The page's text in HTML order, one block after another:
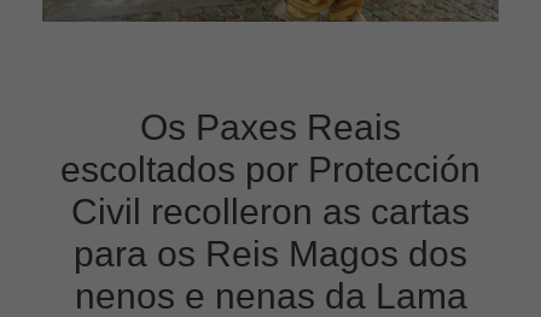
Os Paxes Reais
escoltados por Protección
Civil recolleron as cartas
para os Reis Magos dos
nenos e nenas da Lama